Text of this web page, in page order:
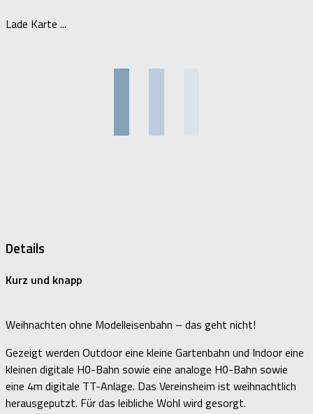
Lade Karte ...
Details
Kurz und knapp
Weihnachten ohne Modelleisenbahn – das geht nicht!
Gezeigt werden Outdoor eine kleine Gartenbahn und Indoor eine
kleinen digitale H0-Bahn sowie eine analoge H0-Bahn sowie
eine 4m digitale TT-Anlage. Das Vereinsheim ist weihnachtlich
herausgeputzt. Für das leibliche Wohl wird gesorgt.